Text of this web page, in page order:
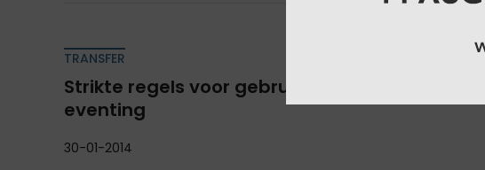
TRANSFER
Strikte regels voor gebruik helmcamera's bij
eventing
30-01-2014